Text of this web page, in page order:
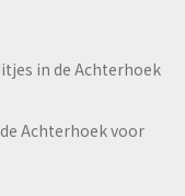
in de Achterhoek
Achterhoek voor